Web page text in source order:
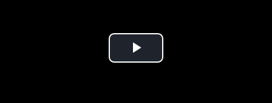
Play